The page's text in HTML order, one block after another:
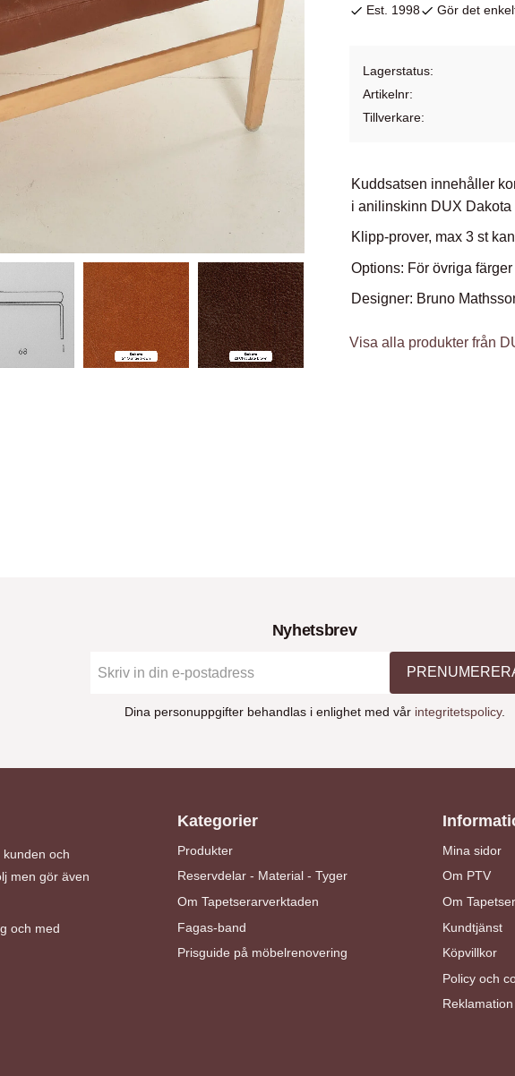
Est. 1998 Gör det
Lagerstatus
Artikelnr
Tillverkare
Kuddsatsen innehåller
i anilinskinn DUX Dakota
Klipp-prover, max 3 st
Options: För övriga
Designer: Bruno
Visa alla produkter från
Nyhetsbrev
Dina personuppgifter behandlas i enlighet med vår integritetspolicy.
och
men gör även
och med
Kategorier
Produkter
Reservdelar - Material - Tyger
Om Tapetserarverktaden
Fagas-band
Prisguide på möbelrenovering
Mina sidor
Om PTV
Om
Kundtjänst
Köpvillkor
Policy och